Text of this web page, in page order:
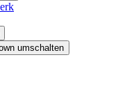
umschalten